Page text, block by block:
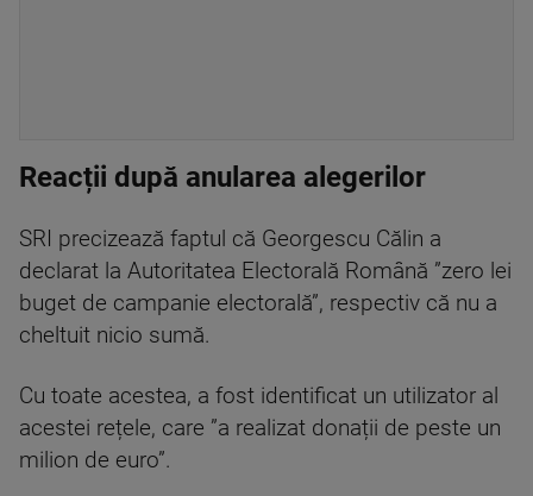
Reacții după anularea alegerilor
SRI precizează faptul că Georgescu Călin a
declarat la Autoritatea Electorală Română ”zero lei
buget de campanie electorală”, respectiv că nu a
cheltuit nicio sumă.
Cu toate acestea, a fost identificat un utilizator al
acestei rețele, care ”a realizat donații de peste un
milion de euro”.